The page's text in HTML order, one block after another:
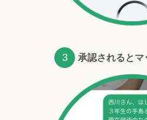
3 承認されるとマ